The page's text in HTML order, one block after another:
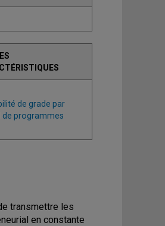
de grade par
de programmes
transmettre les
en constante